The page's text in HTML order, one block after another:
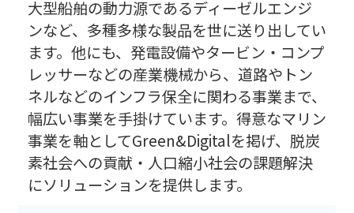
大型船舶の動力源であるディーゼルエンジ
ンなど、多種多様な製品を世に送り出してい
ます。他にも、発電設備やタービン・コンプ
レッサーなどの産業機械から、道路やトン
ネルなどのインフラ保全に関わる事業まで、
幅広い事業を手掛けています。得意なマリン
事業を軸としてGreen&Digitalを掲げ、脱炭
素社会への貢献・人口縮小社会の課題解決
にソリューションを提供します。